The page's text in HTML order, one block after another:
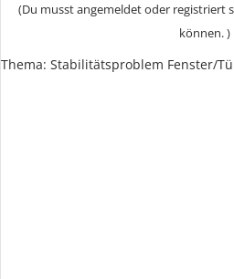
(Du musst angemeldet oder registriert
können. )
Thema: Stabilitätsproblem Fenster/